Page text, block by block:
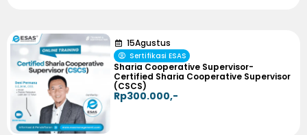
15Agustus
Sertifikasi ESAS
Sharia Cooperative Supervisor-
Certified Sharia Cooperative Supervisor
(CSCS)
Rp300.000,-